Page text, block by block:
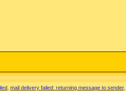
mail delivery failed: returning message to sender,